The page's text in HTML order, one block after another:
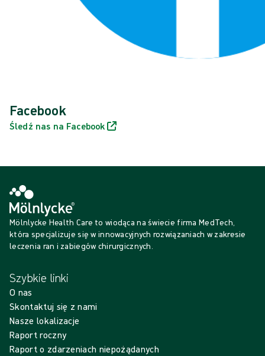
Facebook
Śledź nas na Facebook
Mölnlycke Health Care to wiodąca na świecie firma MedTech,
która specjalizuje się w innowacyjnych rozwiązaniach w zakresie
leczenia ran i zabiegów chirurgicznych.
Szybkie linki
O nas
Skontaktuj się z nami
Nasze lokalizacje
Raport roczny
Raport o zdarzeniach niepożądanych